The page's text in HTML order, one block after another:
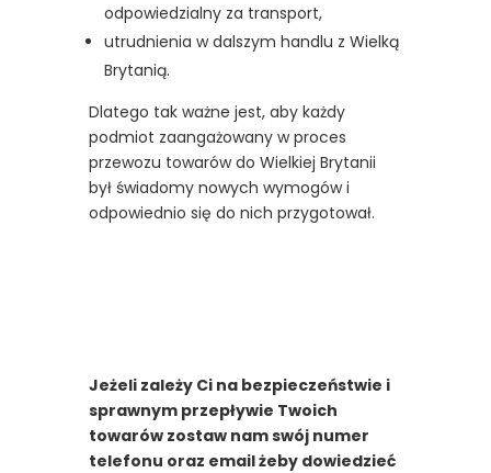
odpowiedzialny za transport,
utrudnienia w dalszym handlu z Wielką
Brytanią.
Dlatego tak ważne jest, aby każdy
podmiot zaangażowany w proces
przewozu towarów do Wielkiej Brytanii
był świadomy nowych wymogów i
odpowiednio się do nich przygotował.
Jeżeli zależy Ci na bezpieczeństwie i
sprawnym przepływie Twoich
towarów zostaw nam swój numer
telefonu oraz email żeby dowiedzieć